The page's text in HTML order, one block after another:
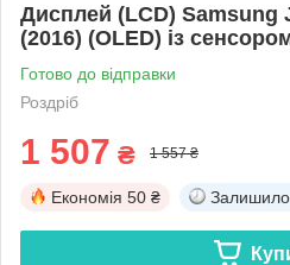
Дисплей (LCD) Samsung
(2016) (OLED) із
Готово до відправки
Роздріб
1 507 ₴ 1 557 ₴
Економія 50 ₴